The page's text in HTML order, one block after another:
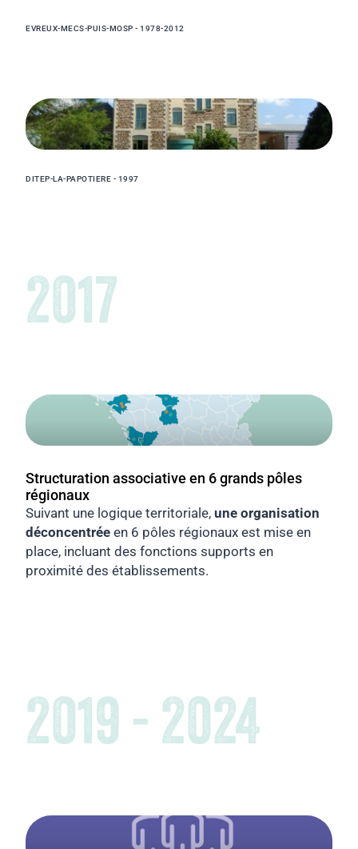
EVREUX-MECS-PUIS-MOSP - 1978-2012
DITEP-LA-PAPOTIERE - 1997
2017
Structuration associative en 6 grands pôles
régionaux
Suivant une logique territoriale, une organisation
déconcentrée en 6 pôles régionaux est mise en
place, incluant des fonctions supports en
proximité des établissements.
2019 - 2024